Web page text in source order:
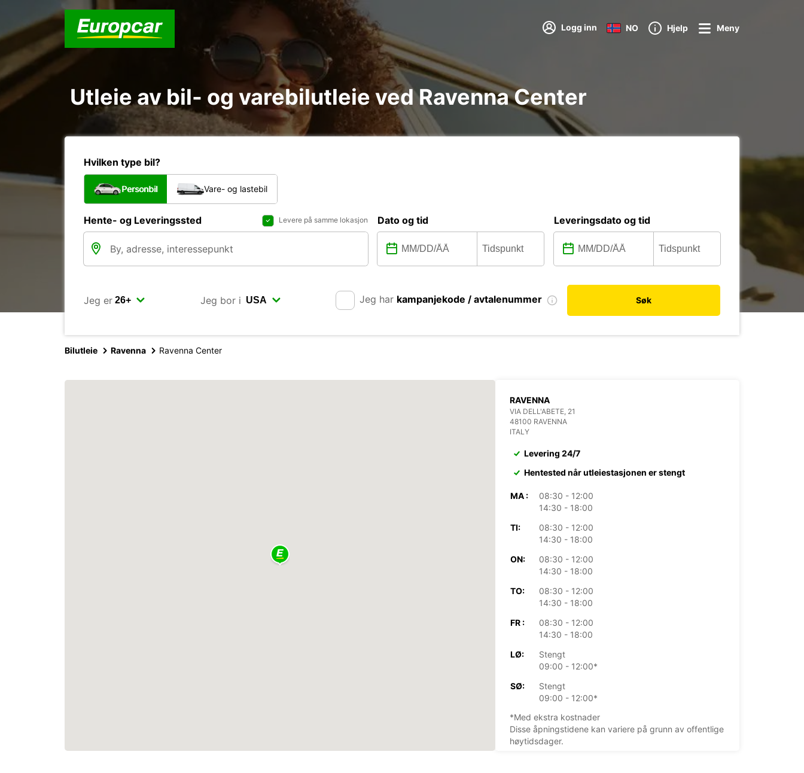
Logg inn NO Hjelp Meny
Utleie av bil- og varebilutleie ved Ravenna Center
Hvilken type bil?
Personbil Vare- og lastebil
Hente- og Leveringssted Levere på samme lokasjon Dato og tid Leveringsdato og tid
Jeg er Jeg bor i Jeg har kampanjekode / avtalenummer Søk
Bilutleie Ravenna Ravenna Center
RAVENNA
VIA DELL'ABETE, 21
48100 RAVENNA
ITALY
Levering 24/7
Hentested når utleiestasjonen er stengt
MA :
08:30 - 12:00
14:30 - 18:00
TI:
08:30 - 12:00
14:30 - 18:00
ON:
08:30 - 12:00
14:30 - 18:00
TO:
08:30 - 12:00
14:30 - 18:00
FR :
08:30 - 12:00
14:30 - 18:00
LØ:
Stengt
09:00 - 12:00*
SØ:
Stengt
09:00 - 12:00*
*Med ekstra kostnader
Disse åpningstidene kan variere på grunn av offentlige
høytidsdager.